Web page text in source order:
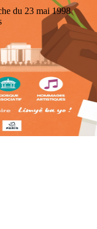
du 23 mai 1998